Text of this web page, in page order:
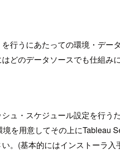
行うにあたっての環境・デ
どのデータソースでも仕組み
ュ・スケジュール設定を行
を用意してその上にTableau
。(基本的にはインストーラ